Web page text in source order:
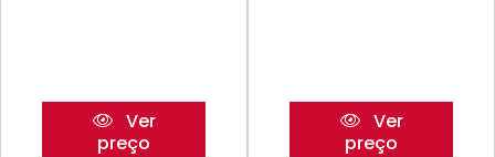
Ver
preço
Ver
preço